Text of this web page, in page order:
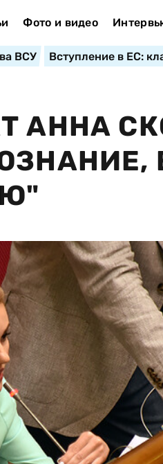
Фото и видео
ВСУ Вступление в ЕС:
АННА